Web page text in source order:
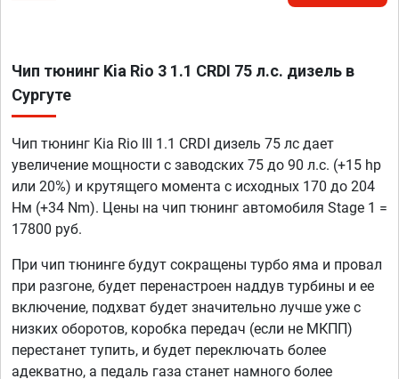
Чип тюнинг Kia Rio 3 1.1 CRDI 75 л.с. дизель в
Сургуте
Чип тюнинг Kia Rio III 1.1 CRDI дизель 75 лс дает
увеличение мощности с заводских 75 до 90 л.с. (+15 hp
или 20%) и крутящего момента с исходных 170 до 204
Нм (+34 Nm). Цены на чип тюнинг автомобиля Stage 1 =
17800 руб.
При чип тюнинге будут сокращены турбо яма и провал
при разгоне, будет перенастроен наддув турбины и ее
включение, подхват будет значительно лучше уже с
низких оборотов, коробка передач (если не МКПП)
перестанет тупить, и будет переключать более
адекватно, а педаль газа станет намного более